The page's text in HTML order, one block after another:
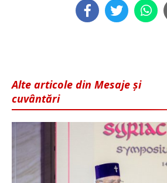
Alte articole din Mesaje și
cuvântări